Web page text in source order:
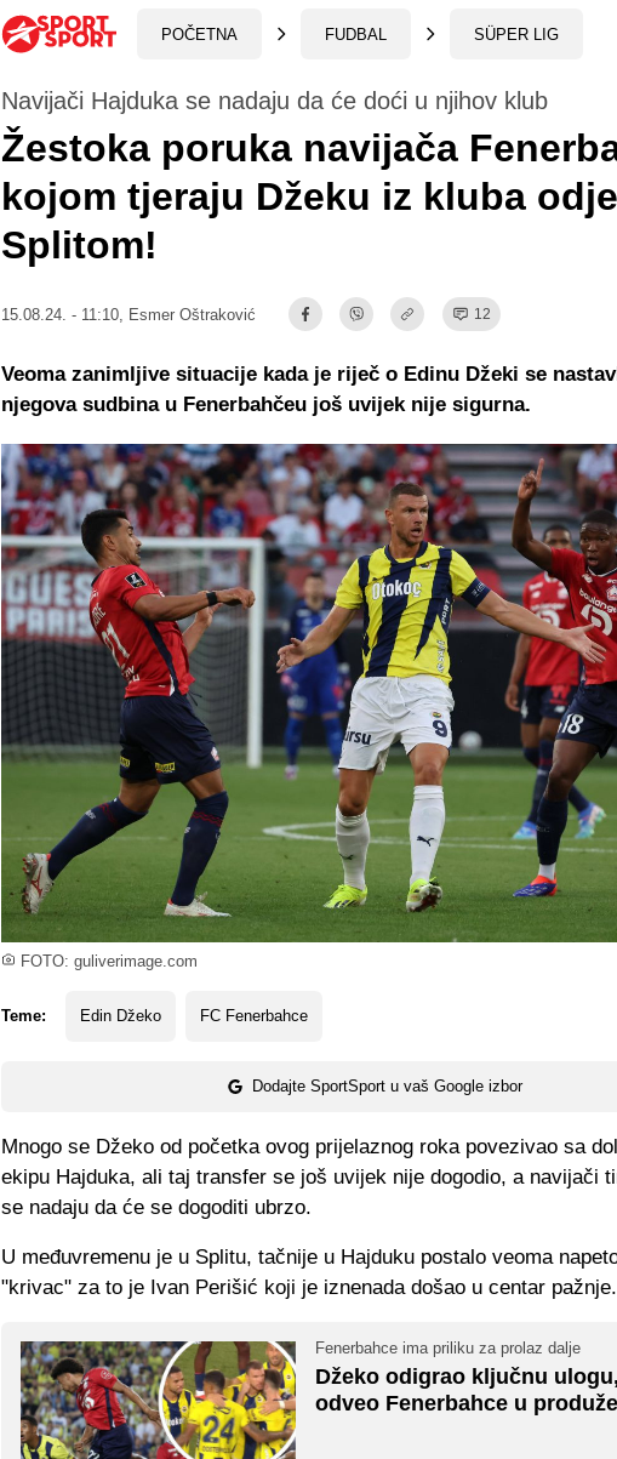
POČETNA FUDBAL SÜPER LIG
FOTO: guliverimage.com
Navijači Hajduka se nadaju da će doći u njihov klub
Žestoka poruka navijača
kojom tjeraju Džeku iz kluba
Splitom!
15.08.24. - 11:10, Esmer Oštraković 12
Teme: Edin Džeko FC Fenerbahce
Dodajte SportSport u vaš Google izbor
Veoma zanimljive situacije kada je riječ o Edinu Džeki se
njegova sudbina u Fenerbahčeu još uvijek nije sigurna.
Mnogo se Džeko od početka ovog prijelaznog roka povezivao sa
ekipu Hajduka, ali taj transfer se još uvijek nije dogodio, a navijači
se nadaju da će se dogoditi ubrzo.
U međuvremenu je u Splitu, tačnije u Hajduku postalo veoma
"krivac" za to je Ivan Perišić koji je iznenada došao u centar pažnje.
Fenerbahce ima priliku za prolaz dalje
Džeko odigrao ključnu
odveo Fenerbahce u